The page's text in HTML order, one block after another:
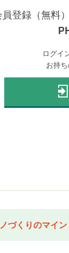
員登録（無料
ログイ
お持
ノづくりのマイ